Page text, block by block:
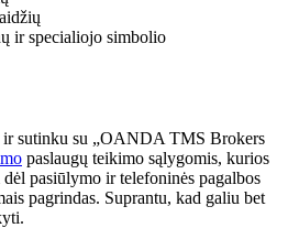
ir specialiojo simbolio
ir sutinku su „OANDA TMS Brokers
paslaugų teikimo sąlygomis, kurios
pasiūlymo ir telefoninės pagalbos
pagrindas. Suprantu, kad galiu bet